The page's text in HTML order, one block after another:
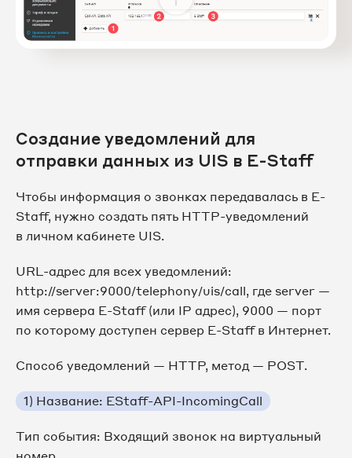
Создание уведомлений для
отправки данных из UIS в E-Staff
Чтобы информация о звонках передавалась в E-
Staff, нужно создать пять HTTP-уведомлений
в личном кабинете UIS.
URL-адрес для всех уведомлений:
http://server:9000/telephony/uis/call, где server —
имя сервера E-Staff (или IP адрес), 9000 — порт
по которому доступен сервер E-Staff в Интернет.
Способ уведомлений — HTTP, метод — POST.
1) Название: EStaff-API-IncomingCall
Тип события: Входящий звонок на виртуальный